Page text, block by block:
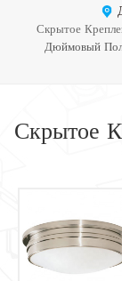
Скрытое
Дюймовый
Скрытое